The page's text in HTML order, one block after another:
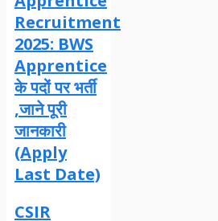
Recruitment
2025: BWS
Apprentice
के पदों पर भर्ती
,जाने पूरी
जानकारी
(Apply
Last Date)
CSIR